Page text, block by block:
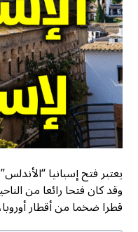
يعتبر فتح إسبانيا
وقد كان فتحا رائعا من
قطرا ضخما من أقطار